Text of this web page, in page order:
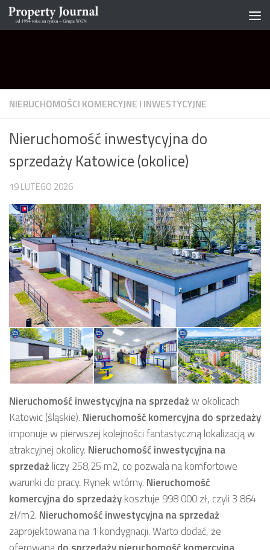
Skip to content
NIERUCHOMOŚCI KOMERCYJNE I INWESTYCYJNE
Nieruchomość inwestycyjna do
sprzedaży Katowice (okolice)
19 LUTEGO 2026
Nieruchomość inwestycyjnanasprzedażw okolicach
Katowic (śląskie). Nieruchomość komercyjnado sprzedaży
imponuje w pierwszej kolejności fantastyczną lokalizacją w
atrakcyjnej okolicy. Nieruchomość inwestycyjnana
sprzedaż liczy 258,25 m2, co pozwala na komfortowe
warunki do pracy. Rynek wtórny. Nieruchomość
komercyjnado sprzedażykosztuje 998 000 zł, czyli 3 864
zł/m2. Nieruchomość inwestycyjnana sprzedaż
zaprojektowana na 1 kondygnacji. Warto dodać, że